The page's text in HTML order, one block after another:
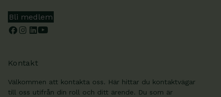
Bli medlem
Kontakt
Välkommen att kontakta oss. Här hittar du kontaktvägar
till oss utifrån din roll och ditt ärende. Du som är